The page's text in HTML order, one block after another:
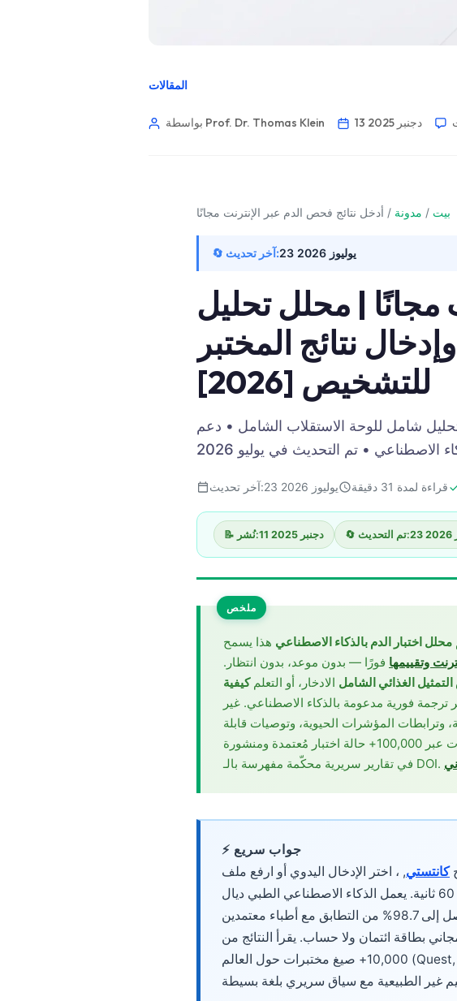
المقالات
بواسطة Prof. Dr. Thomas Klein 13 دجنبر 2025
بيت / مدونة / أدخل نتائج فحص الدم عبر الإنترنت مجانًا
🔄 آخر تحديث: 23 يوليوز 2026
مجانًا | محلل تحليل
نتائج المختبر
للتشخيص [2026]
تحليل شامل للوحة الاستقلاب الشامل • دعم
• تم التحديث في يوليو 2026
آخر تحديث: 23 يوليوز 2026 قراءة لمدة 31 دقيقة
📝 نُشر: 11 دجنبر 2025 🔄 تم التحديث:
ملخص
محلل اختبار الدم بالذكاء الاصطناعي هذا يسمح
وتقييمها فورًا — بدون موعد، بدون انتظار.
الغذائي الشامل الادخار، أو التعلمكيفية
ترجمة فورية مدعومة بالذكاء الاصطناعي. غير
المؤشرات الحيوية، وتوصيات قابلة
للتنفيذ — تم التحقق منها من طرف أكثر من 50 طبيبًا معتمدًا من مجلس الاختصاصات عبر 100,000+ حالة اختبار مُعتمدة ومنشورة
في تقارير سريرية محكّمة مفهرسة بالـ DOI.
⚡ جواب سريع
كانتستي, ، اختر الإدخال اليدوي أو ارفع ملف PDF/صورة من تقرير المختبر
ديالك، ثم احصل على تفسير مدعوم بالذكاء الاصطناعي في أقل من 60 ثانية. يعمل الذكاء الاصطناعي الطبي ديال Kantesti
على نموذج بــ 2.78 معلمة، ويدعم 15,000+ مؤشرات حيوية في 75+ لغات، ويصل إلى 98.7% من التطابق مع أطباء معتمدين
المستوى المجاني بطاقة ائتمان ولا حساب. يقرأ النتائج من
10,000+ صيغ مختبرات حول العالم (Quest, LabCorp, NHS, Synlab وأكثر)، ويحوّل الوحدات تلقائيًا (mg/dL ↔ mmol/L)،
Беларуская мова